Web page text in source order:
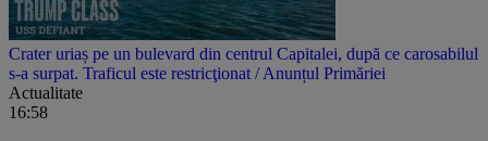
Crater uriaș pe un bulevard din centrul Capitalei, după ce carosabilul
s-a surpat. Traficul este restricţionat / Anunțul Primăriei
Actualitate
16:58